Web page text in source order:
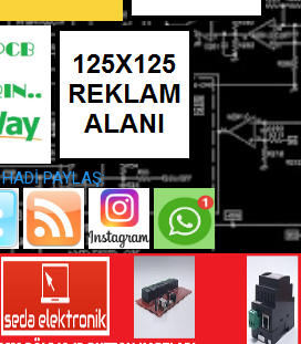
HADİ PAYLAŞ: